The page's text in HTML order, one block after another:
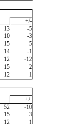
+/-
13
-5
10
-3
15
5
14
-1
12
-12
15
2
12
1
+/-
52
-10
15
3
12 1